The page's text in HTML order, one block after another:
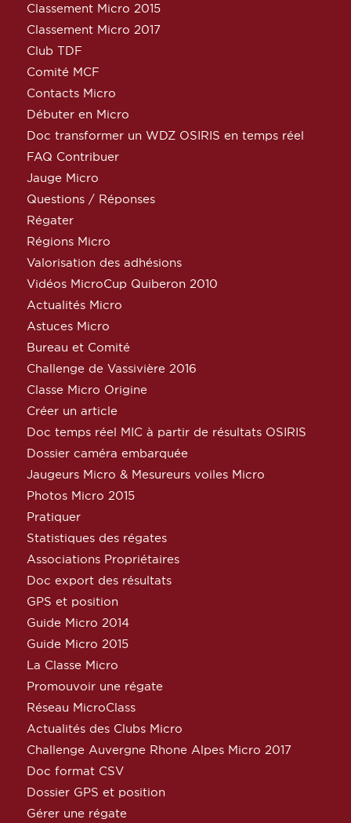
Classement Micro 2015
Classement Micro 2017
Club TDF
Comité MCF
Contacts Micro
Débuter en Micro
Doc transformer un WDZ OSIRIS en temps réel
FAQ Contribuer
Jauge Micro
Questions / Réponses
Régater
Régions Micro
Valorisation des adhésions
Vidéos MicroCup Quiberon 2010
Actualités Micro
Astuces Micro
Bureau et Comité
Challenge de Vassivière 2016
Classe Micro Origine
Créer un article
Doc temps réel MIC à partir de résultats OSIRIS
Dossier caméra embarquée
Jaugeurs Micro & Mesureurs voiles Micro
Photos Micro 2015
Pratiquer
Statistiques des régates
Associations Propriétaires
Doc export des résultats
GPS et position
Guide Micro 2014
Guide Micro 2015
La Classe Micro
Promouvoir une régate
Réseau MicroClass
Actualités des Clubs Micro
Challenge Auvergne Rhone Alpes Micro 2017
Doc format CSV
Dossier GPS et position
Gérer une régate